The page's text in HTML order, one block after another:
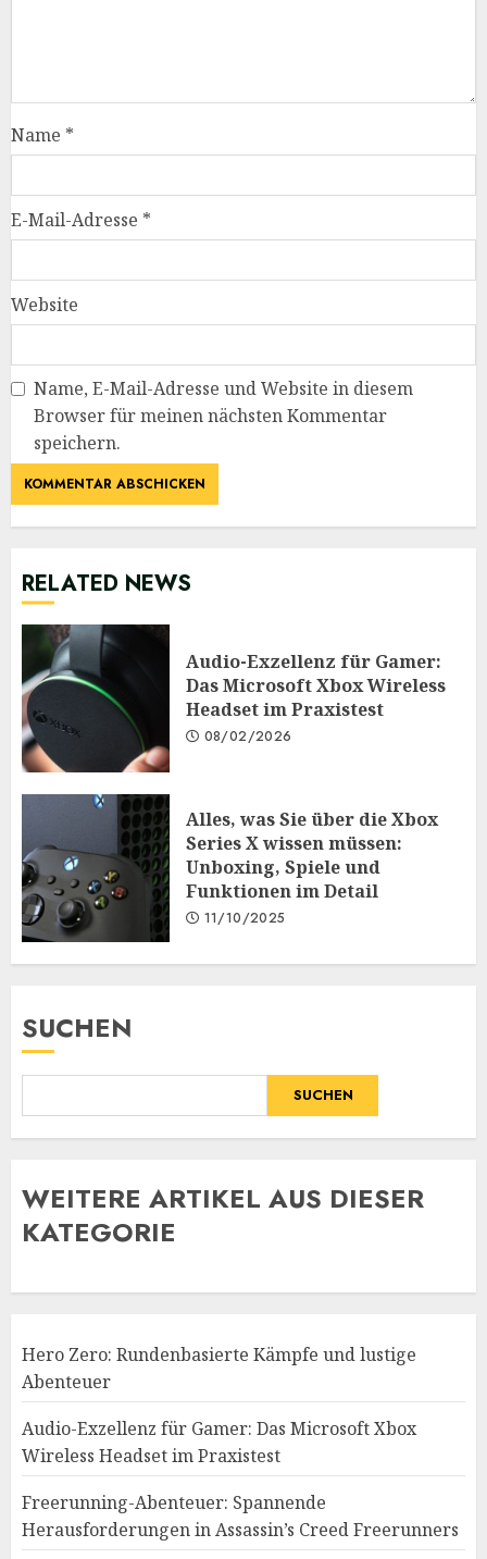
Name *
E-Mail-Adresse *
Website
Name, E-Mail-Adresse und Website in diesem
Browser für meinen nächsten Kommentar
speichern.
RELATED NEWS
Audio-Exzellenz für Gamer:
Das Microsoft Xbox Wireless
Headset im Praxistest
08/02/2026
Alles, was Sie über die Xbox
Series X wissen müssen:
Unboxing, Spiele und
Funktionen im Detail
11/10/2025
SUCHEN
SUCHEN
WEITERE ARTIKEL AUS DIESER
KATEGORIE
Hero Zero: Rundenbasierte Kämpfe und lustige
Abenteuer
Audio-Exzellenz für Gamer: Das Microsoft Xbox
Wireless Headset im Praxistest
Freerunning-Abenteuer: Spannende
Herausforderungen in Assassin’s Creed Freerunners